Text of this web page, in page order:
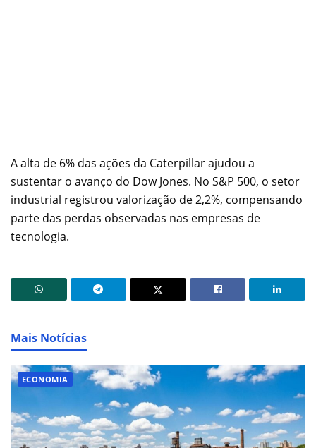
A alta de 6% das ações da Caterpillar ajudou a
sustentar o avanço do Dow Jones. No S&P 500, o setor
industrial registrou valorização de 2,2%, compensando
parte das perdas observadas nas empresas de
tecnologia.
Mais Notícias
ECONOMIA